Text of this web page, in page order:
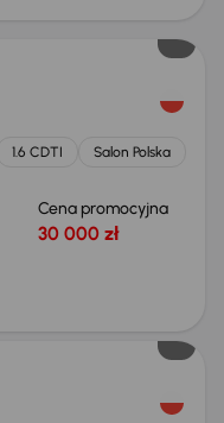
1.6 CDTI
Salon Polska
Cena promocyjna
30 000 zł